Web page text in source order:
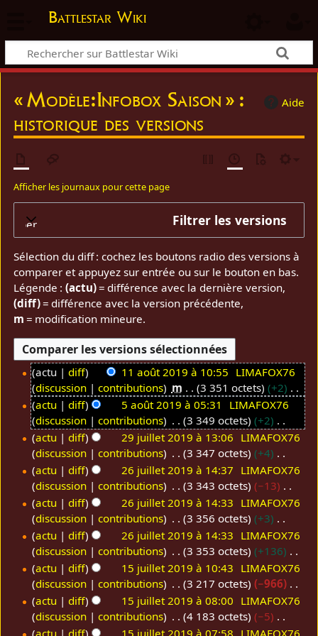
Battlestar Wiki
Aide
« Modèle:Infobox Saison » :
historique des versions
Afficher les journaux pour cette page
Filtrer les versions
Sélection du diff : cochez les boutons radio des versions à
comparer et appuyez sur entrée ou sur le bouton en bas.
Légende :(actu)= différence avec la dernière version,
(diff)= différence avec la version précédente,
m = modification mineure.
actu diff 11 août 2019 à 10:55 LIMAFOX76
discussion
contributions m 3 351 octets
+2
A
u
c
u
n
r
é
s
u
m
é
d
e
s
m
actu diff 5 août 2019 à 05:31
LIMAFOX76
discussion
contributions 3 349 octets
+2
A
u
c
u
n
r
é
s
u
m
é
d
e
actu diff 29 juillet 2019 à 13:06 LIMAFOX76
discussion
contributions 3 347 octets
+4
A
u
c
u
n
r
é
s
u
m
é
actu diff 26 juillet 2019 à 14:37 LIMAFOX76
discussion
contributions 3 343 octets
−13
A
u
c
u
n
r
é
s
u
actu diff 26 juillet 2019 à 14:33 LIMAFOX76
discussion
contributions 3 356 octets
+3
A
u
c
u
n
r
é
actu diff 26 juillet 2019 à 14:33 LIMAFOX76
discussion
contributions 3 353 octets
+136
A
u
c
u
n
actu diff 15 juillet 2019 à 10:43 LIMAFOX76
discussion
contributions 3 217 octets
−966
A
u
c
actu diff 15 juillet 2019 à 08:00 LIMAFOX76
discussion
contributions 4 183 octets
−5
A